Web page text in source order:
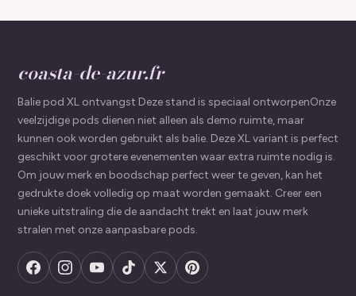
coasta-de-azur.fr
Balie pod XL ontvangst Deze stand is speciaal ontworpenOnze
veelzijdige pods dienen niet alleen als demo ruimte, maar
kunnen ook worden gebruikt als balie. Deze XL variant is perfect
geschikt voor grotere evenementen waar extra ruimte nodig is.
Om jouw merk en boodschap perfect weer te geven, kan het
gedrukte doek volledig op maat worden gemaakt. Creer een
unieke uitstraling die de aandacht trekt en laat jouw merk
stralen met onze aanpasbare pods.